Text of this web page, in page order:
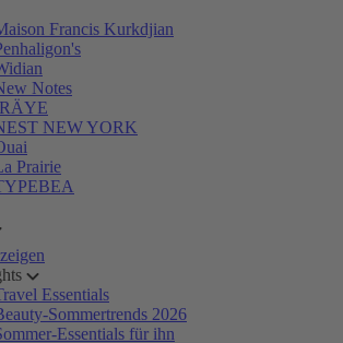
Francis Kurkdjian
Notes
NEW YORK
Prairie
Essentials
Sommertrends 2026
Essentials für ihn